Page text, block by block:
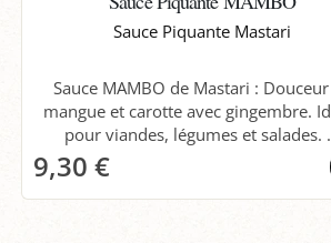
Sauce Piquante Mastari
Sauce MAMBO de Mastari :
mangue et carotte avec gingembre.
pour viandes, légumes et salades.
9,30 €